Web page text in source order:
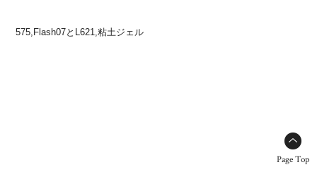
575,Flash07とL621,粘土ジェル
Page Top